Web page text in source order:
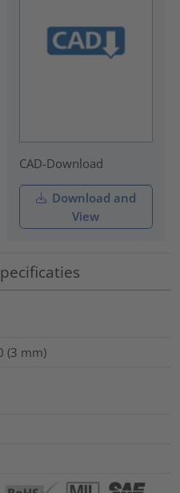
CAD-Download
Download and
View
(3 mm)